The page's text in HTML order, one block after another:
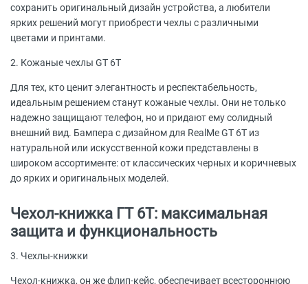
сохранить оригинальный дизайн устройства, а любители
ярких решений могут приобрести чехлы с различными
цветами и принтами.
2. Кожаные чехлы GT 6T
Для тех, кто ценит элегантность и респектабельность,
идеальным решением станут кожаные чехлы. Они не только
надежно защищают телефон, но и придают ему солидный
внешний вид. Бампера с дизайном для RealMe GT 6T из
натуральной или искусственной кожи представлены в
широком ассортименте: от классических черных и коричневых
до ярких и оригинальных моделей.
Чехол-книжка ГТ 6Т: максимальная
защита и функциональность
3. Чехлы-книжки
Чехол-книжка, он же флип-кейс, обеспечивает всестороннюю